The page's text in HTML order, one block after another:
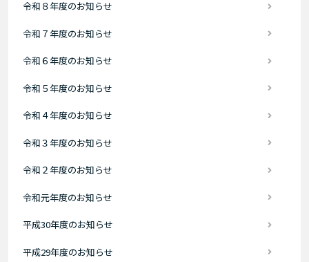
令和８年度のお知らせ
令和７年度のお知らせ
令和６年度のお知らせ
令和５年度のお知らせ
令和４年度のお知らせ
令和３年度のお知らせ
令和２年度のお知らせ
令和元年度のお知らせ
平成30年度のお知らせ
平成29年度のお知らせ